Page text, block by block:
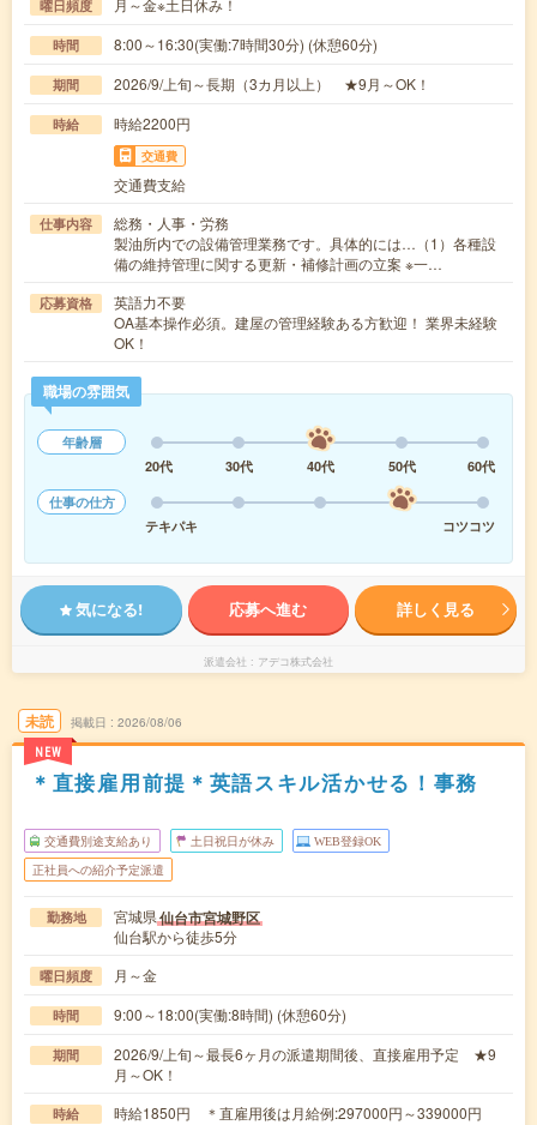
曜日頻度 月～金※土日休み！
時間 8:00～16:30(実働:7時間30分) (休憩60分)
期間 2026/9/上旬～長期（3カ月以上） ★9月～OK！
時給 時給2200円
交通費
交通費支給
仕事内容
総務・人事・労務
製油所内での設備管理業務です。具体的には…（1）各種設
備の維持管理に関する更新・補修計画の立案 ※一…
応募資格
英語力不要
OA基本操作必須。建屋の管理経験ある方歓迎！ 業界未経験
OK！
職場の雰囲気
年齢層
20代
30代 40代 50代
60代
仕事の仕方
テキパキ
コツコツ
気になる! 応募へ進む 詳しく見る
派遣会社 アデコ株式会社
未読
NEW
掲載日 2026/08/06
＊直接雇用前提＊英語スキル活かせる！事務
交通費別途支給あり 土日祝日が休み WEB登録OK
正社員への紹介予定派遣
勤務地 宮城県仙台市宮城野区
仙台駅から徒歩5分
曜日頻度 月～金
時間 9:00～18:00(実働:8時間) (休憩60分)
期間
2026/9/上旬～最長6ヶ月の派遣期間後、直接雇用予定 ★9
月～OK！
時給 時給1850円 ＊直雇用後は月給例:297000円～339000円